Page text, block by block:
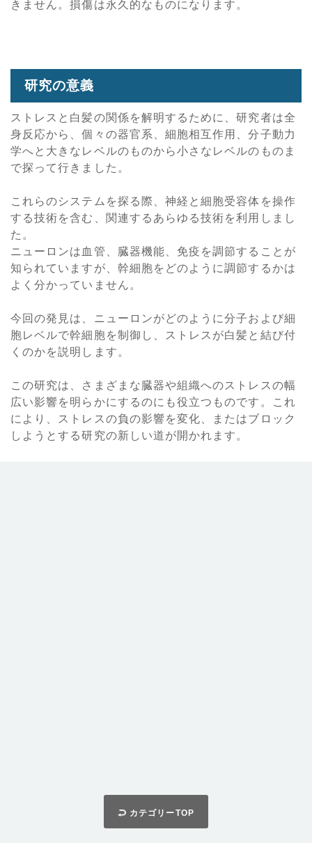
きません。損傷は永久的なものになります。
研究の意義
ストレスと白髪の関係を解明するために、研究者は全
身反応から、個々の器官系、細胞相互作用、分子動力
学へと大きなレベルのものから小さなレベルのものま
で探って行きました。
これらのシステムを探る際、神経と細胞受容体を操作
する技術を含む、関連するあらゆる技術を利用しまし
た。
ニューロンは血管、臓器機能、免疫を調節することが
知られていますが、幹細胞をどのように調節するかは
よく分かっていません。
今回の発見は、ニューロンがどのように分子および細
胞レベルで幹細胞を制御し、ストレスが白髪と結び付
くのかを説明します。
この研究は、さまざまな臓器や組織へのストレスの幅
広い影響を明らかにするのにも役立つものです。これ
により、ストレスの負の影響を変化、またはブロック
しようとする研究の新しい道が開かれます。
カテゴリーTOP